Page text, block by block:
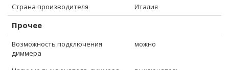
Страна производителя Италия
Прочее
Возможность подключения
диммера
можно